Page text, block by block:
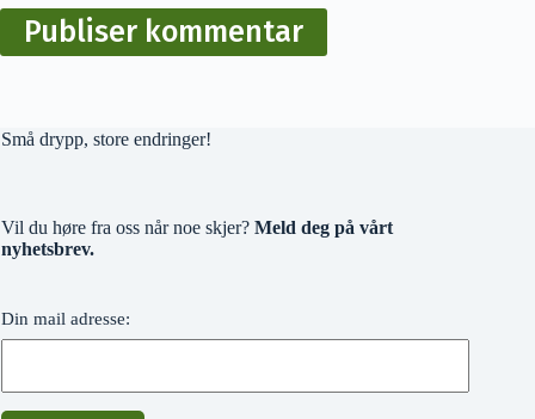
Publiser kommentar
Små drypp, store endringer!
Vil du høre fra oss når noe skjer? Meld deg på vårt
nyhetsbrev.
Din mail adresse: